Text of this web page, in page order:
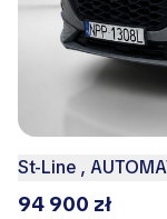
St-Line ,
94 900 zł